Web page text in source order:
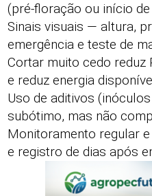
(pré-floração ou início
Sinais visuais — altura,
emergência e teste de
Cortar muito cedo reduz
e reduz energia
Uso de aditivos
subótimo, mas não
Monitoramento regular
e registro de dias após